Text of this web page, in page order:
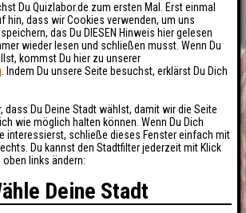
Du Quizlabor.de zum ersten Mal. Erst einmal
hin, dass wir Cookies verwenden, um uns
das Du DIESEN Hinweis hier gelesen
wieder lesen und schließen musst. Wenn Du
kommst Du hier zu unserer
. Indem Du unsere Seite besuchst, erklärst Du Dich
dass Du Deine Stadt wählst, damit wir die Seite
wie möglich halten können. Wenn Du Dich
interessierst, schließe dieses Fenster einfach mit
Du kannst den Stadtfilter jederzeit mit Klick
links ändern:
Deine Stadt